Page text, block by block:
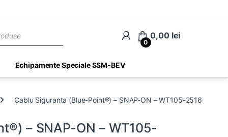
0
0,00 lei
Echipamente Speciale SSM-BEV
Cablu Siguranta (Blue-Point®) – SNAP-ON – WT105-2516
– SNAP-ON – WT105-